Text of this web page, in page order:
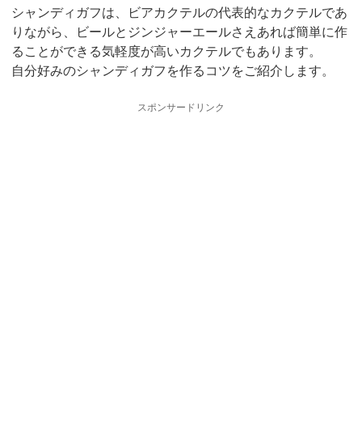
シャンディガフは、ビアカクテルの代表的なカクテルであ
りながら、ビールとジンジャーエールさえあれば簡単に作
ることができる気軽度が高いカクテルでもあります。
自分好みのシャンディガフを作るコツをご紹介します。
スポンサードリンク